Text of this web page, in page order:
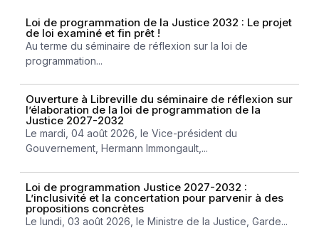
Loi de programmation de la Justice 2032 : Le projet
de loi examiné et fin prêt !
Au terme du séminaire de réflexion sur la loi de
programmation...
Ouverture à Libreville du séminaire de réflexion sur
l’élaboration de la loi de programmation de la
Justice 2027-2032
Le mardi, 04 août 2026, le Vice-président du
Gouvernement, Hermann Immongault,...
Loi de programmation Justice 2027-2032 :
L’inclusivité et la concertation pour parvenir à des
propositions concrètes
Le lundi, 03 août 2026, le Ministre de la Justice, Garde...